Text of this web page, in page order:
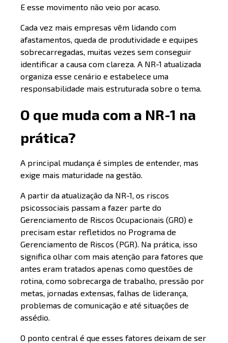
E esse movimento não veio por acaso.
Cada vez mais empresas vêm lidando com
afastamentos, queda de produtividade e equipes
sobrecarregadas, muitas vezes sem conseguir
identificar a causa com clareza. A NR-1 atualizada
organiza esse cenário e estabelece uma
responsabilidade mais estruturada sobre o tema.
O que muda com a NR-1 na
prática?
A principal mudança é simples de entender, mas
exige mais maturidade na gestão.
A partir da atualização da NR-1, os riscos
psicossociais passam a fazer parte do
Gerenciamento de Riscos Ocupacionais (GRO) e
precisam estar refletidos no Programa de
Gerenciamento de Riscos (PGR). Na prática, isso
significa olhar com mais atenção para fatores que
antes eram tratados apenas como questões de
rotina, como sobrecarga de trabalho, pressão por
metas, jornadas extensas, falhas de liderança,
problemas de comunicação e até situações de
assédio.
O ponto central é que esses fatores deixam de ser